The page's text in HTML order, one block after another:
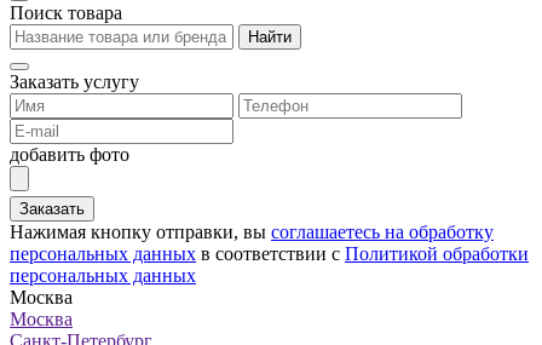
Поиск товара
Найти
Заказать услугу
добавить фото
Заказать
Нажимая кнопку отправки, вы соглашаетесь на обработку
персональных данных в соответствии с Политикой обработки
персональных данных
Москва
Москва
Санкт-Петербург